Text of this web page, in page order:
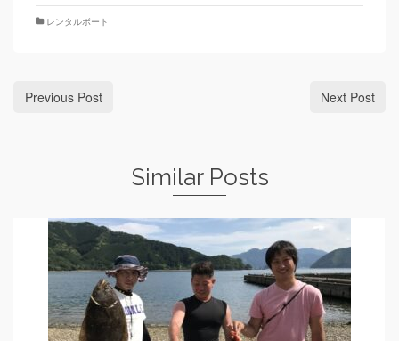
レンタルボート
Previous Post Next Post
Similar Posts